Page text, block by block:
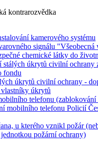
kontrarozvědka
kamerového systému
signálu "Všeobecná
chemické látky do
stálých úkrytů civilní ochrany
fondu
úkrytů civilní ochrany -
úkrytů
telefonu (zablokování
mobilního telefonu Policií
u kterého vznikl požár
požární ochrany)